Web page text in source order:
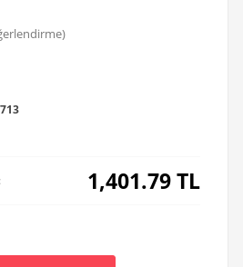
: 1,401.79TL